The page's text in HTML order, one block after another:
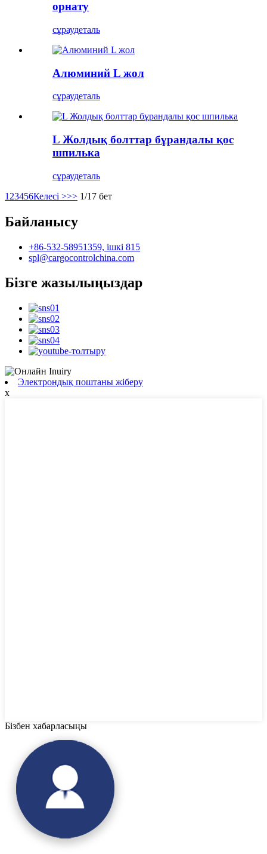
орнату
сұраудеталь
Алюминий L жол
сұраудеталь
L Жолдық болттар бұрандалы қос
шпилька
сұраудеталь
1 23456Келесі >>> 1/17 бет
Байланысу
+86-532-58951359, ішкі 815
spl@cargocontrolchina.com
Бізге жазылыңыздар
Электрондық поштаны жіберу
x
Бізбен хабарласыңы